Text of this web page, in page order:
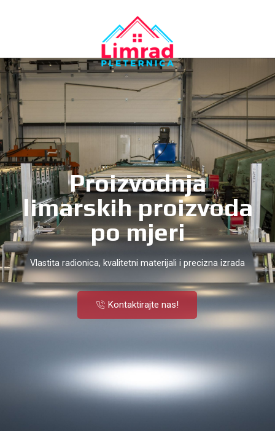
Proizvodnja
limarskih proizvoda
po mjeri
Vlastita radionica, kvalitetni materijali i precizna izrada
Kontaktirajte nas!